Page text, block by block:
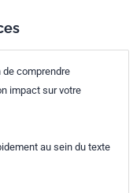
de comprendre
impact sur votre
au sein du texte